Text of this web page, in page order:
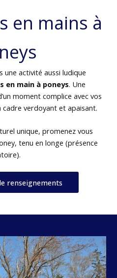
en mains à
une activité aussi ludique
en main à poneys. Une
moment complice avec vos
cadre verdoyant et apaisant.
unique, promenez vous
tenu en longe (présence
renseignements